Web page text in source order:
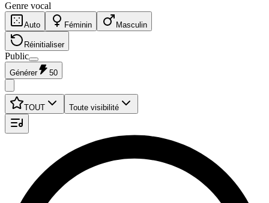
Genre vocal
Auto Féminin Masculin
Réinitialiser
Public
Générer 50
TOUT Toute visibilité